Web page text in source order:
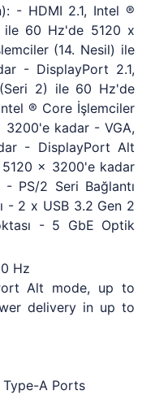
- HDMI 2.1, Intel ®
ile 60 Hz'de 5120 x
(14. Nesil) ile
- DisplayPort 2.1,
2) ile 60 Hz'de
® Core İşlemciler
kadar - VGA,
- DisplayPort Alt
x 3200'e kadar
PS/2 Seri Bağlantı
- 2 x USB 3.2 Gen 2
- 5 GbE Optik
Hz
Alt mode, up to
delivery in up to
Type-A Ports